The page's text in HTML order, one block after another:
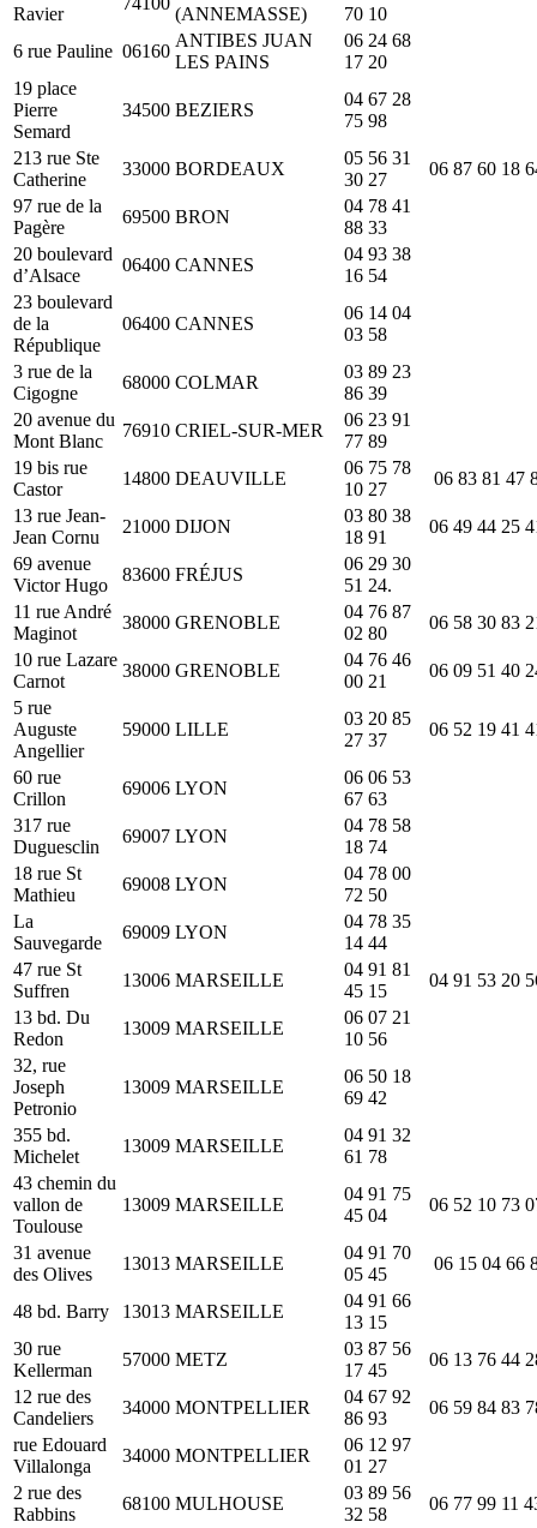
Ravier
(ANNEMASSE)
70 10
6 rue Pauline 06160
ANTIBES JUAN
LES PAINS
06 24 68
17 20
19 place
Pierre
Semard
34500 BEZIERS
04 67 28
75 98
213 rue Ste
Catherine
33000 BORDEAUX
05 56 31
30 27
06 87 60 18
97 rue de la
Pagère
69500 BRON
04 78 41
88 33
20 boulevard
d’Alsace
06400 CANNES
04 93 38
16 54
23 boulevard
de la
République
06400 CANNES
06 14 04
03 58
3 rue de la
Cigogne
68000 COLMAR
03 89 23
86 39
20 avenue du
Mont Blanc
76910 CRIEL-SUR-MER
06 23 91
77 89
19 bis rue
Castor
14800 DEAUVILLE
06 75 78
10 27
06 83 81 47
13 rue Jean-
Jean Cornu
21000 DIJON
03 80 38
18 91
06 49 44 25
69 avenue
Victor Hugo
83600 FRÉJUS
06 29 30
51 24.
11 rue André
Maginot
38000 GRENOBLE
04 76 87
02 80
06 58 30 83
10 rue Lazare
Carnot
38000 GRENOBLE
04 76 46
00 21
06 09 51 40
5 rue
Auguste
Angellier
59000 LILLE
03 20 85
27 37
06 52 19 41
60 rue
Crillon
69006 LYON
06 06 53
67 63
317 rue
Duguesclin
69007 LYON
04 78 58
18 74
18 rue St
Mathieu
69008 LYON
04 78 00
72 50
La
Sauvegarde
69009 LYON
04 78 35
14 44
47 rue St
Suffren
13006 MARSEILLE
04 91 81
45 15
04 91 53 20
13 bd. Du
Redon
13009 MARSEILLE
06 07 21
10 56
32, rue
Joseph
Petronio
13009 MARSEILLE
06 50 18
69 42
355 bd.
Michelet
13009 MARSEILLE
04 91 32
61 78
43 chemin du
vallon de
Toulouse
13009 MARSEILLE
04 91 75
45 04
06 52 10 73
31 avenue
des Olives
13013 MARSEILLE
04 91 70
05 45
06 15 04 66
48 bd. Barry 13013 MARSEILLE
04 91 66
13 15
30 rue
Kellerman
57000 METZ
03 87 56
17 45
06 13 76 44
12 rue des
Candeliers
34000 MONTPELLIER
04 67 92
86 93
06 59 84 83
rue Edouard
Villalonga
34000 MONTPELLIER
06 12 97
01 27
2 rue des
Rabbins
68100 MULHOUSE
03 89 56
32 58
06 77 99 11